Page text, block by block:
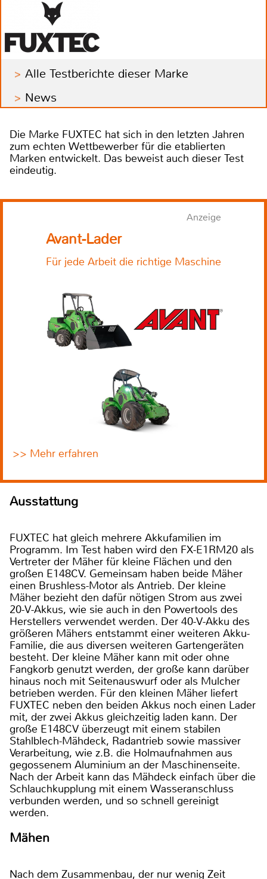
Alle Testberichte dieser Marke
News
Die Marke FUXTEC hat sich in den letzten Jahren
zum echten Wettbewerber für die etablierten
Marken entwickelt. Das beweist auch dieser Test
eindeutig.
Anzeige
Avant-Lader
Für jede Arbeit die richtige Maschine
>> Mehr erfahren
Ausstattung
FUXTEC hat gleich mehrere Akkufamilien im
Programm. Im Test haben wird den FX-E1RM20 als
Vertreter der Mäher für kleine Flächen und den
großen E148CV. Gemeinsam haben beide Mäher
einen Brushless-Motor als Antrieb. Der kleine
Mäher bezieht den dafür nötigen Strom aus zwei
20-V-Akkus, wie sie auch in den Powertools des
Herstellers verwendet werden. Der 40-V-Akku des
größeren Mähers entstammt einer weiteren Akku-
Familie, die aus diversen weiteren Gartengeräten
besteht. Der kleine Mäher kann mit oder ohne
Fangkorb genutzt werden, der große kann darüber
hinaus noch mit Seitenauswurf oder als Mulcher
betrieben werden. Für den kleinen Mäher liefert
FUXTEC neben den beiden Akkus noch einen Lader
mit, der zwei Akkus gleichzeitig laden kann. Der
große E148CV überzeugt mit einem stabilen
Stahlblech-Mähdeck, Radantrieb sowie massiver
Verarbeitung, wie z.B. die Holmaufnahmen aus
gegossenem Aluminium an der Maschinenseite.
Nach der Arbeit kann das Mähdeck einfach über die
Schlauchkupplung mit einem Wasseranschluss
verbunden werden, und so schnell gereinigt
werden.
Mähen
Nach dem Zusammenbau, der nur wenig Zeit